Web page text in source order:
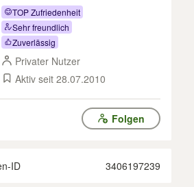
TOP Zufriedenheit
Sehr freundlich
Zuverlässig
Privater Nutzer
Aktiv seit 28.07.2010
Folgen
ID 3406197239